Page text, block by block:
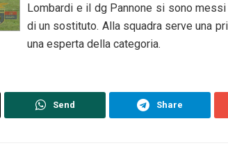
Lombardi e il dg Pannone si sono
di un sostituto. Alla squadra serve una
una esperta della categoria.
Send Share